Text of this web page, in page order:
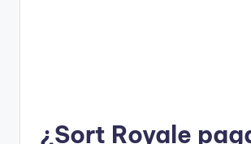
¿Sort Royale